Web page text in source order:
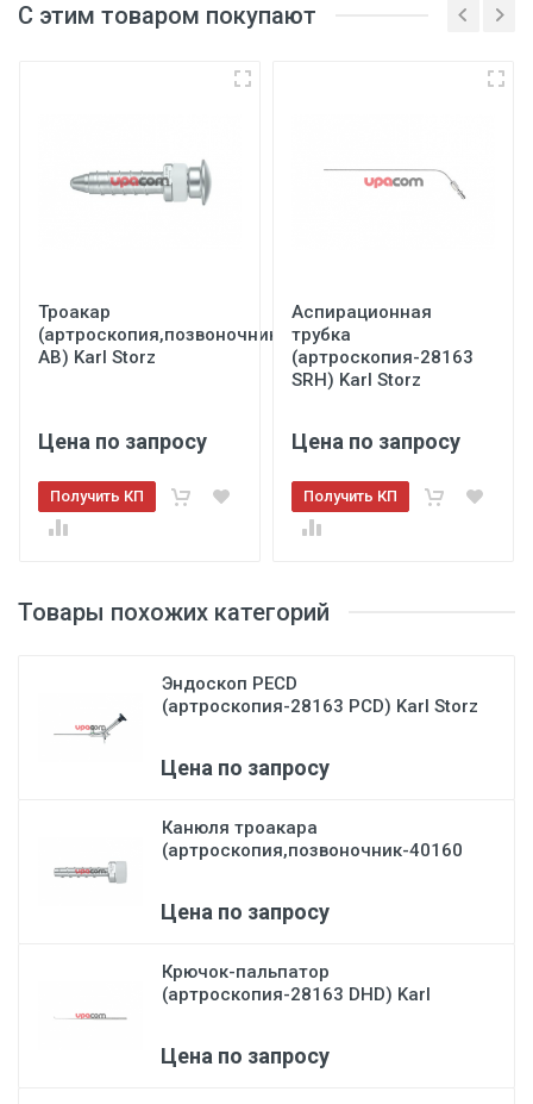
Товары похожих категорий
Эндоскоп PECD
(артроскопия-28163 PCD) Karl Storz
Цена по запросу
Канюля троакара
(артроскопия,позвоночник-40160
Цена по запросу
Крючок-пальпатор
(артроскопия-28163 DHD) Karl
Цена по запросу
С этим товаром покупают
Троакар
(артроскопия,позвоночник-40103
АВ) Karl Storz
Цена по запросу
Получить КП
Аспирационная
трубка
(артроскопия-28163
SRH) Karl Storz
Цена по запросу
Получить КП